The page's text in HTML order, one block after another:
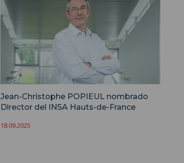
Jean-Christophe POPIEUL nombrado
Director del INSA Hauts-de-France
18.09.2025